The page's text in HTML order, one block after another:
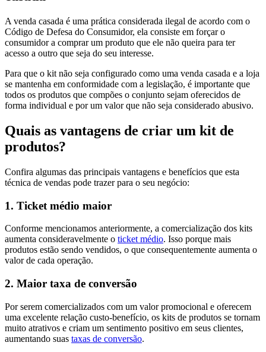
A venda casada é uma prática considerada ilegal de acordo com o
Código de Defesa do Consumidor, ela consiste em forçar o
consumidor a comprar um produto que ele não queira para ter
acesso a outro que seja do seu interesse.
Para que o kit não seja configurado como uma venda casada e a loja
se mantenha em conformidade com a legislação, é importante que
todos os produtos que compões o conjunto sejam oferecidos de
forma individual e por um valor que não seja considerado abusivo.
Quais as vantagens de criar um kit de
produtos?
Confira algumas das principais vantagens e benefícios que esta
técnica de vendas pode trazer para o seu negócio:
1. Ticket médio maior
Conforme mencionamos anteriormente, a comercialização dos kits
aumenta consideravelmente o ticket médio. Isso porque mais
produtos estão sendo vendidos, o que consequentemente aumenta o
valor de cada operação.
2. Maior taxa de conversão
Por serem comercializados com um valor promocional e oferecem
uma excelente relação custo-benefício, os kits de produtos se tornam
muito atrativos e criam um sentimento positivo em seus clientes,
aumentando suas taxas de conversão.